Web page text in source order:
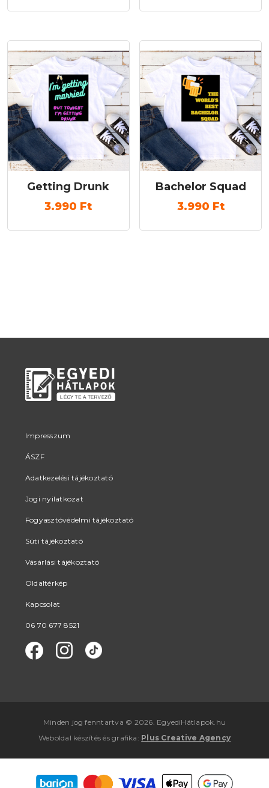
Getting Drunk
3.990 Ft
Bachelor Squad
3.990 Ft
Impresszum
ÁSZF
Adatkezelési tájékoztató
Jogi nyilatkozat
Fogyasztóvédelmi tájékoztató
Süti tájékoztató
Vásárlási tájékoztató
Oldaltérkép
Kapcsolat
06 70 677 8521
Minden jog fenntartva © 2026. EgyediHátlapok.hu
Weboldal készítés ésgrafika : Plus Creative Agency